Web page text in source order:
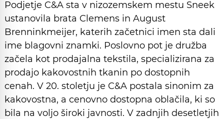
Podjetje C&A sta v nizozemskem mestu Sneek
ustanovila brata Clemens in August
Brenninkmeijer, katerih začetnici imen sta dali
ime blagovni znamki. Poslovno pot je družba
začela kot prodajalna tekstila, specializirana za
prodajo kakovostnih tkanin po dostopnih
cenah. V 20. stoletju je C&A postala sinonim za
kakovostna, a cenovno dostopna oblačila, ki so
bila na voljo široki javnosti. V zadnjih desetletjih